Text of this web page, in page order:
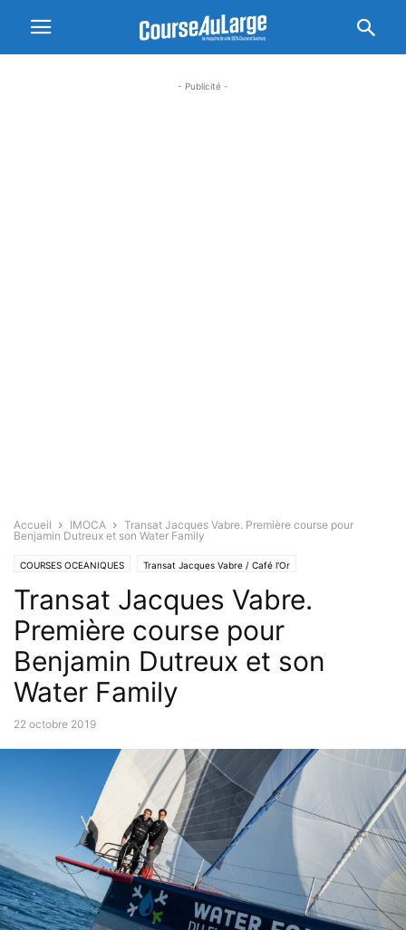
- Publicité -
Accueil IMOCA
Transat Jacques Vabre. Première course pour
Benjamin Dutreux et son Water Family
COURSES OCEANIQUES Transat Jacques Vabre / Café l'Or
Transat Jacques Vabre.
Première course pour
Benjamin Dutreux et son
Water Family
22 octobre 2019